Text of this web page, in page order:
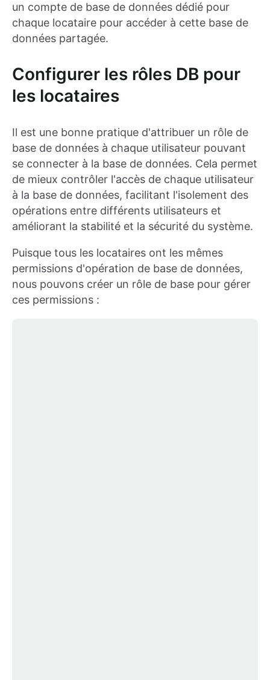
un compte de base de données dédié pour
chaque locataire pour accéder à cette base de
données partagée.
Configurer les rôles DB pour
les locataires
Il est une bonne pratique d'attribuer un rôle de
base de données à chaque utilisateur pouvant
se connecter à la base de données. Cela permet
de mieux contrôler l'accès de chaque utilisateur
à la base de données, facilitant l'isolement des
opérations entre différents utilisateurs et
améliorant la stabilité et la sécurité du système.
Puisque tous les locataires ont les mêmes
permissions d'opération de base de données,
nous pouvons créer un rôle de base pour gérer
ces permissions :